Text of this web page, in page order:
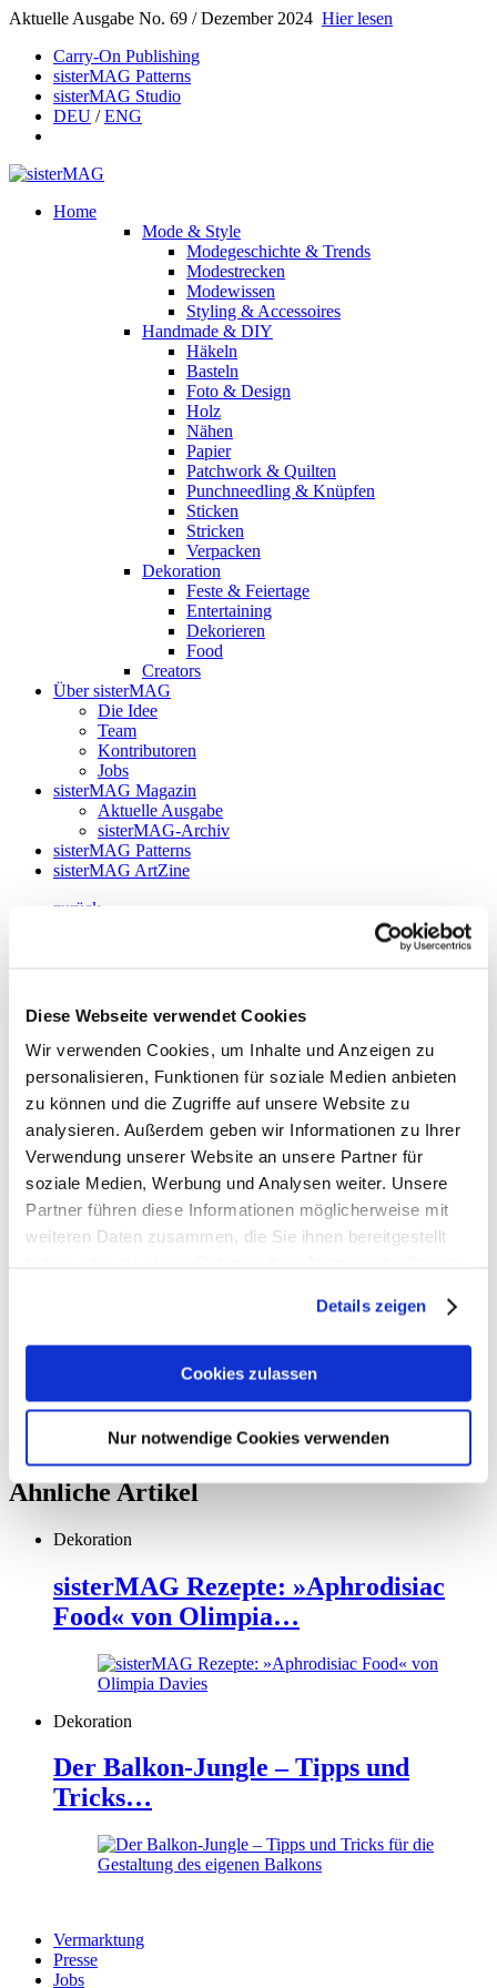
Diese Webseite verwendet Cookies
Wir verwenden Cookies, um Inhalte und Anzeigen zu
personalisieren, Funktionen für soziale Medien anbieten
zu können und die Zugriffe auf unsere Website zu
analysieren. Außerdem geben wir Informationen zu Ihrer
Verwendung unserer Website an unsere Partner für
soziale Medien, Werbung und Analysen weiter. Unsere
Partner führen diese Informationen möglicherweise mit
weiteren Daten zusammen, die Sie ihnen bereitgestellt
Details zeigen
Cookies zulassen
Nur notwendige Cookies verwenden
Aktuelle Ausgabe No. 69 / Dezember 2024 Hier lesen
Carry-On Publishing
sisterMAG Patterns
sisterMAG Studio
DEU /ENG
Home
Mode & Style
Modegeschichte & Trends
Modestrecken
Modewissen
Styling & Accessoires
Handmade & DIY
Häkeln
Basteln
Foto & Design
Holz
Nähen
Papier
Patchwork & Quilten
Punchneedling & Knüpfen
Sticken
Stricken
Verpacken
Dekoration
Feste & Feiertage
Entertaining
Dekorieren
Food
Creators
Über sisterMAG
Die Idee
Team
Kontributoren
Jobs
sisterMAG Magazin
Aktuelle Ausgabe
sisterMAG-Archiv
sisterMAG Patterns
sisterMAG ArtZine
zurück
So schmeckt die Zukunft
Wenn wir von Lieblingsessen sprechen, dann reden wir eigentlich
immer über Erinnerungen von gestern: Von Papas Braten, Pommes
Mayo im Freibad oder kulinarischen Köstlichkeiten aus dem Urlaub.
Aber welche Geschmäcker und Zutaten erwarten uns eigentlich in
der Zukunft? An genau diesen Fragen arbeitet dasHERMANN’S
ein neues Start-Up aus Berlin. Deniz von
Fructopia
hat für uns
hinter die Kulissen geschaut um herauszufinden, was uns erwartet.
Um dieses Magazin anzeigen zu können, müsst ihr zuerst die
Verwendung von Cookies auf unserer Website zulassen. Weitere
könnt ihr das Magazin auch imneuen Fenster öffnen.
Alle Cookies zulassen
Ähnliche Artikel
Dekoration
sisterMAG Rezepte: »Aphrodisiac
Food« von Olimpia…
Dekoration
Der Balkon-Jungle – Tipps und
Tricks…
Vermarktung
Presse
Jobs